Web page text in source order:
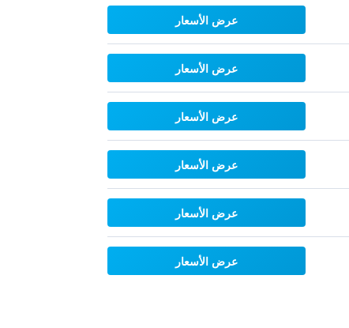
عرض الأسعار
عرض الأسعار
عرض الأسعار
عرض الأسعار
عرض الأسعار
عرض الأسعار